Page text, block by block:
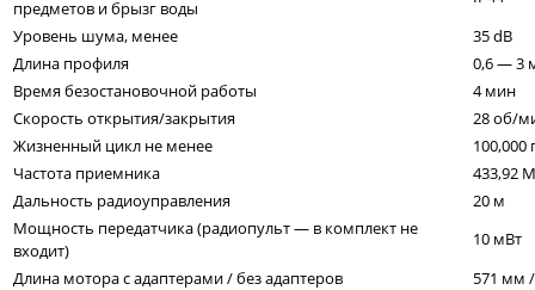
предметов и брызг воды
Уровень шума, менее
35 dB
Длина профиля
0,6 — 3
Время безостановочной работы
4 мин
Скорость открытия/закрытия
28 об/
Жизненный цикл не менее
Частота приемника
433,92
Дальность радиоуправления
20 м
Мощность передатчика (радиопульт — в комплект не
входит)
10 мВт
Длина мотора с адаптерами / без адаптеров
571 мм